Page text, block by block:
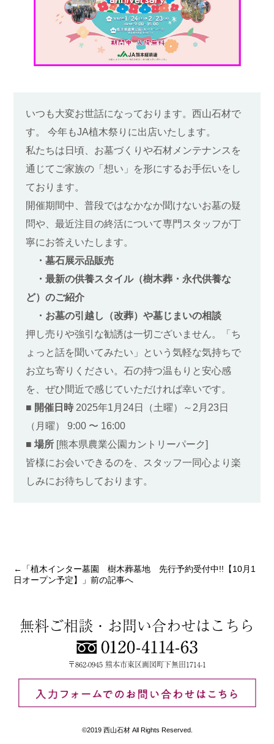
いつも大変お世話になっております。西山石材で
す。 今年もJA植木祭りに出店いたします。
私たちは日頃、お墓づくりや石材メンテナンスを
通じてご家族の「想い」を形にするお手伝いをし
ております。
開催期間中、普段ではなかなか聞けないお墓の疑
問や、最近注目の終活について専門スタッフが丁
寧にお答えいたします。
・墓石展示品販売
・最新の供養スタイル（樹木葬・永代供養な
ど）のご紹介
・お墓の引越し（改葬）や墓じまいの相談
押し売りや強引な勧誘は一切ございません。「ち
ょっと話を聞いてみたい」という気軽な気持ちで
お立ち寄りください。石の持つ温もりと安心感
を、ぜひ間近で感じていただければ幸いです。
■ 開催日時2025年1月24日（土曜）～2月23日
（月曜） 9:00 〜 16:00
■ 場所 [熊本県農業公園カントリーパーク]
皆様にお会いできるのを、スタッフ一同心より楽
しみにお待ちしております。
←「植木インター墓園 樹木葬墓地 先行予約受付中!!【10月1
日オープン予定】
」前の記事へ
無料ご相談・お問い合わせはこちら
〒862-0945 熊本市東区画図町下無田1714-1
©2019 西山石材 All Rights Reserved.